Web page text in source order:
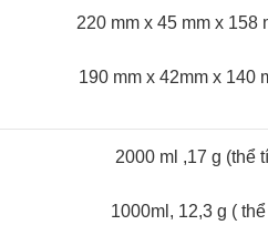
220 mm x 45 mm x 158
190 mm x 42mm x 140
2000 ml ,17 g (thể
1000ml, 12,3 g (